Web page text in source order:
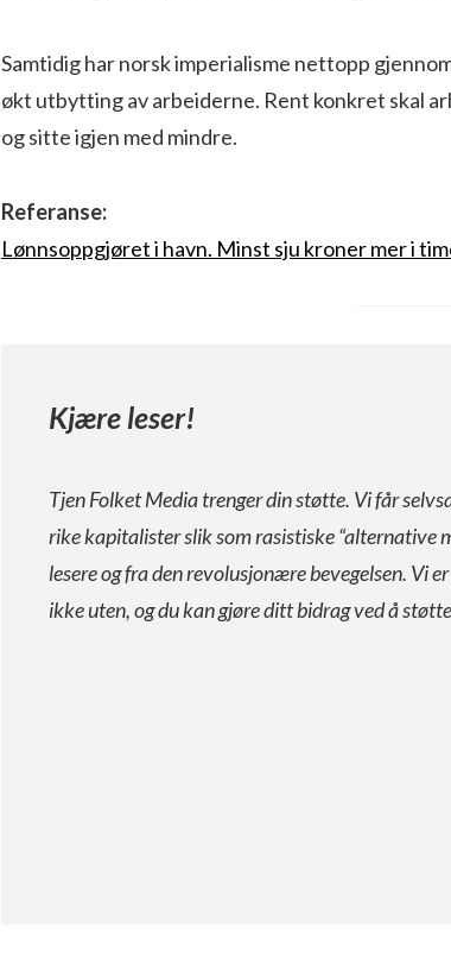
Samtidig har norsk imperialisme nettopp
økt utbytting av arbeiderne. Rent konkret skal
og sitte igjen med mindre.
Referanse:
Lønnsoppgjøret i havn. Minst sju kroner mer i
Kjære leser!
Tjen Folket Media trenger din støtte. Vi får
rike kapitalister slik som rasistiske “alternative
lesere og fra den revolusjonære bevegelsen. Vi
ikke uten, og du kan gjøre ditt bidrag ved å